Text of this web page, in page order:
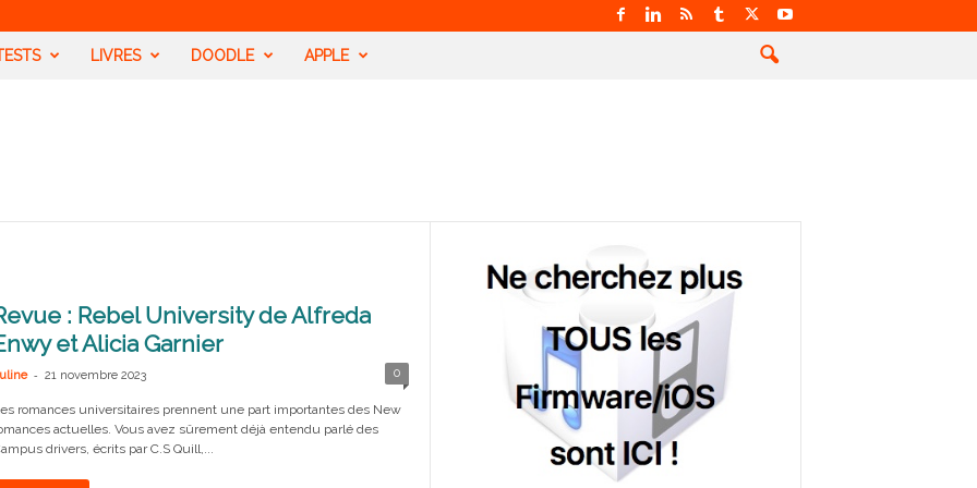
LIVRES DOODLE APPLE
: Rebel University de Alfreda
et Alicia Garnier
- 21 novembre 2023 0
romances universitaires prennent une part importantes des New
actuelles. Vous avez sûrement déjà entendu parlé des
drivers, écrits par C.S Quill,...